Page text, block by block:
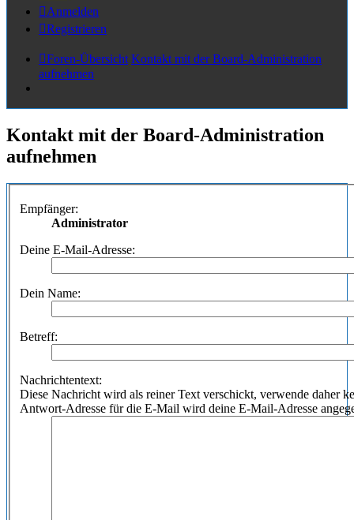
Anmelden
Registrieren
Foren-Übersicht Kontakt mit der Board-Administration
aufnehmen
Kontakt mit der Board-Administration
aufnehmen
Empfänger:
Administrator
Deine E-Mail-Adresse:
Dein Name:
Betreff:
Nachrichtentext:
Diese Nachricht wird als reiner Text verschickt, verwende daher
Antwort-Adresse für die E-Mail wird deine E-Mail-Adresse